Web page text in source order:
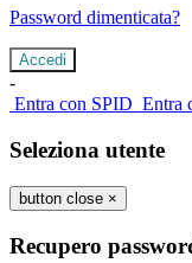
Password dimenticata?
-
Entra con SPID Entra
Seleziona utente
button close ×
Recupero